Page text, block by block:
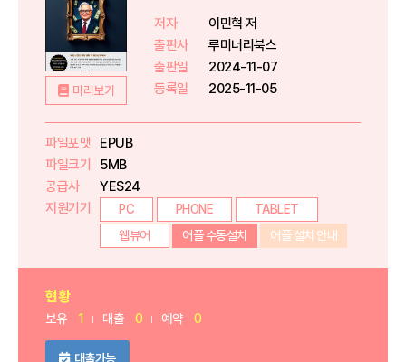
미리보기
저자
이민혁 저
출판사
루미너리북스
출판일
2024-11-07
등록일
2025-11-05
파일포맷
EPUB
파일크기
5MB
공급사
YES24
지원기기
PC PHONE
TABLET
웹뷰어
어플 수동설치 어플 설치 안내
현황
보유 1 대출 0 예약 0
대출가능